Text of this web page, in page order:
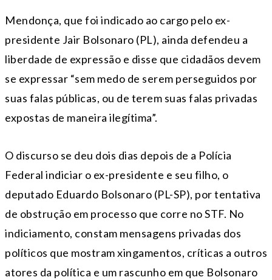
Mendonça, que foi indicado ao cargo pelo ex-
presidente Jair Bolsonaro (PL), ainda defendeu a
liberdade de expressão e disse que cidadãos devem
se expressar “sem medo de serem perseguidos por
suas falas públicas, ou de terem suas falas privadas
expostas de maneira ilegítima”.
O discurso se deu dois dias depois de a Polícia
Federal indiciar o ex-presidente e seu filho, o
deputado Eduardo Bolsonaro (PL-SP), por tentativa
de obstrução em processo que corre no STF. No
indiciamento, constam mensagens privadas dos
políticos que mostram xingamentos, críticas a outros
atores da política e um rascunho em que Bolsonaro